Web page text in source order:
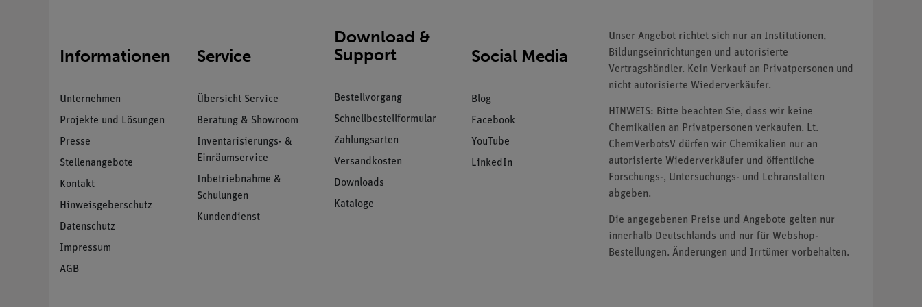
Informationen
Unternehmen
Projekte und Lösungen
Presse
Stellenangebote
Kontakt
Hinweisgeberschutz
Datenschutz
Impressum
AGB
Service
Übersicht Service
Beratung & Showroom
Inventarisierungs- &
Einräumservice
Inbetriebnahme &
Schulungen
Kundendienst
Download &
Support
Bestellvorgang
Schnellbestellformular
Zahlungsarten
Versandkosten
Downloads
Kataloge
Social Media
Blog
Facebook
YouTube
LinkedIn
Unser Angebot richtet sich nur an Institutionen,
Bildungseinrichtungen und autorisierte
Vertragshändler. Kein Verkauf an Privatpersonen und
nicht autorisierte Wiederverkäufer.
HINWEIS: Bitte beachten Sie, dass wir keine
Chemikalien an Privatpersonen verkaufen. Lt.
ChemVerbotsV dürfen wir Chemikalien nur an
autorisierte Wiederverkäufer und öffentliche
Forschungs-, Untersuchungs- und Lehranstalten
abgeben.
Die angegebenen Preise und Angebote gelten nur
innerhalb Deutschlands und nur für Webshop-
Bestellungen. Änderungen und Irrtümer vorbehalten.